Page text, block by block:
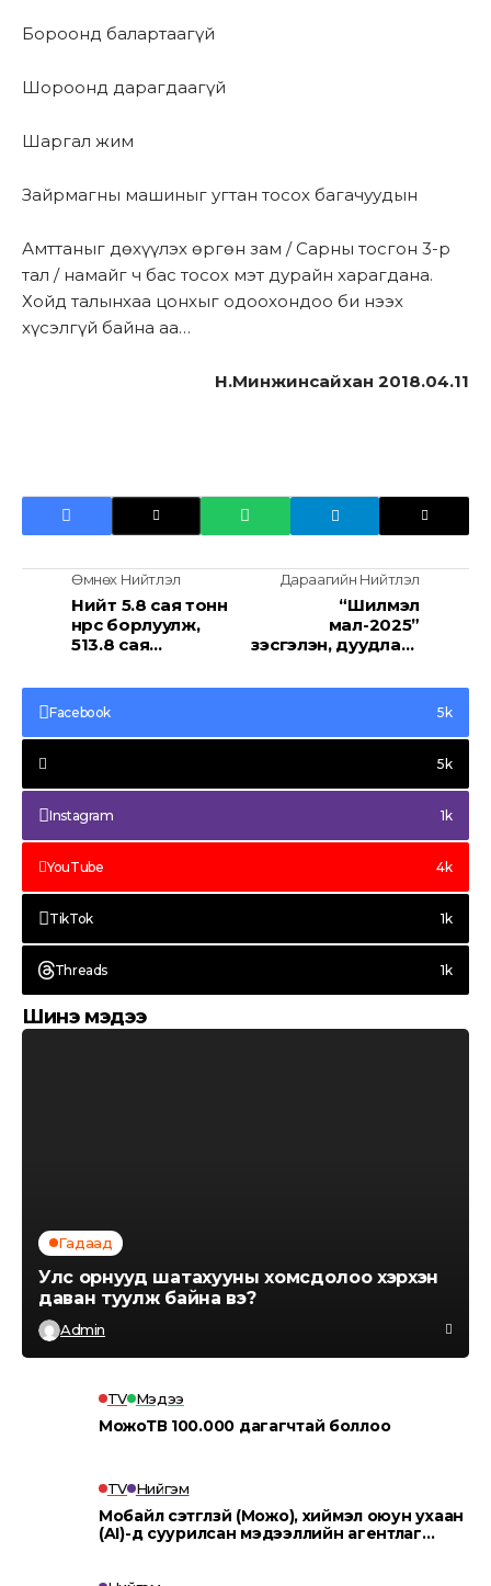
Бороонд балартаагүй
Шороонд дарагдаагүй
Шаргал жим
Зайрмагны машиныг угтан тосох багачуудын
Амттаныг дөхүүлэх өргөн зам / Сарны тосгон 3-р
тал / намайг ч бас тосох мэт дурайн харагдана.
Хойд талынхаа цонхыг одоохондоо би нээх
хүсэлгүй байна аа…
Н.Минжинсайхан 2018.04.11
Өмнөх Нийтлэл
Нийт 5.8 сая тонн
нүүрс борлуулж,
513.8 сая
олжээ
Дараагийн Нийтлэл
“Шилмэл
мал-2025”
үзэсгэлэн, дуудлага
Facebook 5k
5k
Instagram 1k
YouTube 4k
TikTok 1k
Threads 1k
Шинэ мэдээ
Гадаад
Улс орнууд шатахууны хомсдолоо хэрхэн
даван туулж байна вэ?
Admin
TV Мэдээ
МожоТВ 100.000 дагагчтай боллоо
TV Нийгэм
Мобайл сэтгүүлзүй (Можо), хиймэл оюун ухаан
(AI)-д суурилсан мэдээллийн агентлаг